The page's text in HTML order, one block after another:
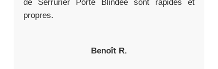
de Serrurier Porte Blindée sont rapides et
propres.
Benoît R.